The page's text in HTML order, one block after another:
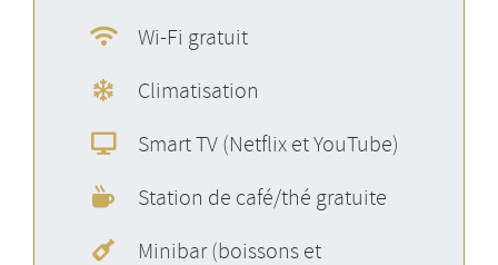
Wi-Fi gratuit
Climatisation
Smart TV (Netflix et YouTube)
Station de café/thé gratuite
Minibar (boissons et